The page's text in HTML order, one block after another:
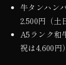
牛タンハン
2,500円（土
A5ランク和
祝は4,600円）